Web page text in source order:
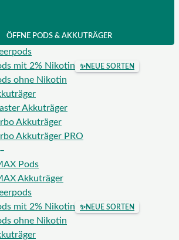
ÖFFNE PODS & AKKUTRÄGER
mit 2% Nikotin
✨NEUE SORTEN
ohne Nikotin
Akkuträger
Akkuträger
Akkuträger PRO
Pods
Akkuträger
mit 2% Nikotin
✨NEUE SORTEN
ohne Nikotin